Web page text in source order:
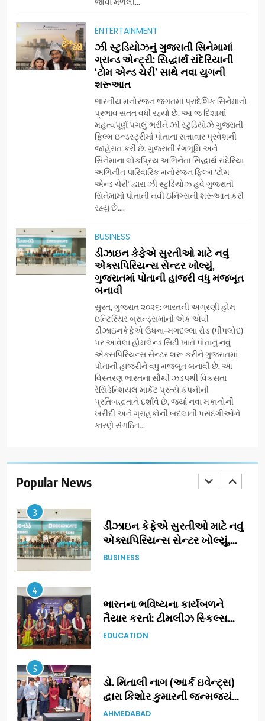
ENTERTAINMENT
ઝી સ્ટુડિયોઝનું ગુજરાતી સિનેમામાં
ગ્રાન્ડ એન્ટ્રી: સિદ્ધાર્થ રાંદેરિયાની
‘ટોમ એન્ડ ચેરી’ સાથે નવા યુગની
શરૂઆત
ભારતીય મનોરંજન જગતમાં પ્રાદેશિક સિનેમાનો
પ્રભાવ સતત વધી રહ્યો છે. આ જ દિશામાં
મહત્વપૂર્ણ પગલું ભરીને ઝી સ્ટુડિયોઝે ગુજરાતી
ફિલ્મ ઇન્ડસ્ટ્રીમાં પોતાના સત્તાવાર પ્રવેશની
જાહેરાત કરી છે. ગુજરાતી રંગભૂમિ અને
સિનેમાના લોકપ્રિય અભિનેતા સિદ્ધાર્થ રાંદેરિયા
અભિનીત પારિવારિક મનોરંજન ફિલ્મ ‘ટોમ
એન્ડ ચેરી’ દ્વારા ઝી સ્ટુડિયોઝ હવે ગુજરાતી
સિનેમામાં પોતાની નવી ઇનિંગ્સની શરૂઆત કરી
રહ્યું છે....
BUSINESS
ડીઝાઇન કેફેએ સુરતીઓ માટે નવું
એક્સપિરિયન્સ સેન્ટર ખોલ્યું,
ગુજરાતમાં પોતાની હાજરી વધુ મજબૂત
બનાવી
સુરત, ગુજરાત ૨૦૨૬: ભારતની અગ્રણી હોમ
ઇન્ટિરિયર બ્રાન્ડ્સમાંની એક એવી
ડીઝાઇનકેફેએ ઉધના-મગદલ્લા રોડ (પીપલોદ)
પર આવેલા હોમલેન્ડ સિટી ખાતે પોતાનું નવું
એક્સપિરિયન્સ સેન્ટર શરૂ કરીને ગુજરાતમાં
પોતાની હાજરીને વધુ મજબૂત બનાવી છે. આ
વિસ્તરણ ભારતના સૌથી ઝડપથી વિકસતા
રેસિડેન્શિયલ માર્કેટ પ્રત્યે કંપનીની
પ્રતિબદ્ધતાને દર્શાવે છે, જ્યાં નવા મકાનોની
ખરીદી અને ગ્રાહકોની બદલાતી પસંદગીઓને
કારણે સંગઠિત...
Popular News
5
ડો. મિતાલી નાગ (આર્ક ઇવેન્ટ્સ)
દ્વારા કિશોર કુમારની જન્મજયંતિ
નિમિત્તે સંગીતમય શ્રદ્ધાંજલિ
AHMEDABAD
177 દેશો અને 52 લાખ દર્શકો:
ગુજરાતી OTT પ્લેટફોર્મ ‘જોજો’
(JOJO) નો વિશ્વભરમાં દબદબો
BUSINESS
અમદાવાદમાં યોજાયેલા ‘ઓકલ્ટ
ટેરોટ રીડર પુનિતજી લુલ્લા એ ટેરોટ
કાર્ડ રીડિંગ અંગે માહિતી આપી
AHMEDABAD
8
ગ્લોબલ એક્સેલન્સ ફોરમ દ્વારા
નેશનલ લીડરશિપ કોન્કલેવ તથા
ભારત સમ્માન ૨૦૨૬નો ભવ્ય અને
પ્રતિષ્ઠિત કાર્યક્રમ નવી દિલ્હીમાં
સફળતાપૂર્વક યોજાયો
BUSINESS
ગેટ સેટ ગો રિવ્યુ: ગુજરાતી
સિનેમામાં એક્શન અને રોમાંચનો
એક તદ્દન નવો અને અનોખો
અંદાજ
ENTERTAINMENT
ગ્રાન્ડ એન્ટ્રી: સિદ્ધાર્થ રાંદેરિયાની
‘ટોમ એન્ડ ચેરી’ સાથે નવા યુગની
3
ડીઝાઇન કેફેએ સુરતીઓ માટે નવું
એક્સપિરિયન્સ સેન્ટર ખોલ્યું,
ગુજરાતમાં પોતાની હાજરી વધુ
BUSINESS
4
ભારતના ભવિષ્યના કાર્યબળને
તૈયાર કરતાં: ટીમલીઝ સ્કિલ્સ
યુનિવર્સિટીએ 65 સ્નાતકોને ડિગ્રી
EDUCATION
5
ડો. મિતાલી નાગ (આર્ક ઇવેન્ટ્સ)
દ્વારા કિશોર કુમારની જન્મજયંતિ
નિમિત્તે સંગીતમય શ્રદ્ધાંજલિ
AHMEDABAD